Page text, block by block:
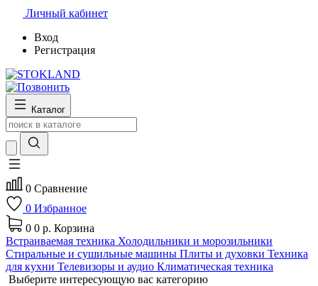
Личный кабинет
Вход
Регистрация
Каталог
0 Сравнение
0 Избранное
0 0 р. Корзина
Встраиваемая техника Холодильники и морозильники
Стиральные и сушильные машины Плиты и духовки Техника
для кухни Телевизоры и аудио Климатическая техника
Выберите интересующую вас категорию